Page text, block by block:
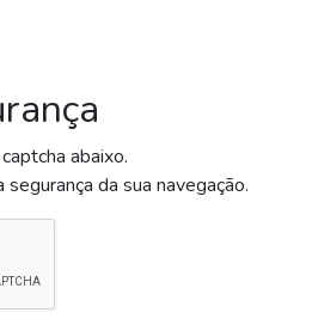
abaixo.
da sua navegação.